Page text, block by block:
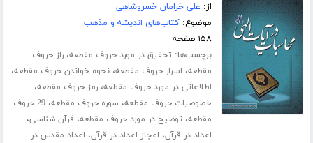
از: علی خرامان خسروشاهی
موضوع:کتاب‌های اندیشه و مذهب
۱۵۸ صفحه
برچسب‌ها: تحقیق در مورد حروف مقطعه،راز حروف
مقطعه، اسرار حروف مقطعه،نحوه خواندن حروف مقطعه،
اطلاعاتی در مورد حروف مقطعه،رمز حروف مقطعه،
خصوصیات حروف مقطعه، سوره حروف مقطعه،
29 حروف
مقطعه، توضیح در مورد حروف مقطعه، قرآن شناسی،
اعداد در قرآن، اعجاز اعداد در قرآن، اعداد مقدس در